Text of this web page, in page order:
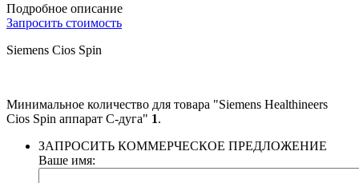
Подробное описание
Запросить стоимость
Siemens Cios Spin
Минимальное количество для товара "Siemens Healthineers
Cios Spin аппарат C-дуга" 1.
ЗАПРОСИТЬ КОММЕРЧЕСКОЕ ПРЕДЛОЖЕНИЕ
Ваше имя: